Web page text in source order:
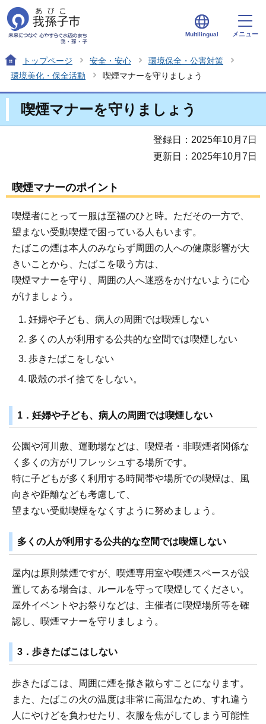
Multilingual メニュー
トップページ 安全・安心
環境保全・公害対策
環境美化・保全活動
喫煙マナーを守りましょう
喫煙マナーを守りましょう
登録日：2025年10月7日
更新日：2025年10月7日
喫煙マナーのポイント
喫煙者にとって一服は至福のひと時。ただその一方で、
望まない受動喫煙で困っている人もいます。
たばこの煙は本人のみならず周囲の人への健康影響が大
きいことから、たばこを吸う方は、
喫煙マナーを守り、周囲の人へ迷惑をかけないように心
がけましょう。
妊婦や子ども、病人の周囲では喫煙しない
多くの人が利用する公共的な空間では喫煙しない
歩きたばこをしない
吸殻のポイ捨てをしない。
1．妊婦や子ども、病人の周囲では喫煙しない
公園や河川敷、運動場などは、喫煙者・非喫煙者関係な
く多くの方がリフレッシュする場所です。
特に子どもが多く利用する時間帯や場所での喫煙は、風
向きや距離なども考慮して、
望まない受動喫煙をなくすように努めましょう。
多くの人が利用する公共的な空間では喫煙しない
屋内は原則禁煙ですが、喫煙専用室や喫煙スペースが設
置してある場合は、ルールを守って喫煙してください。
屋外イベントやお祭りなどは、主催者に喫煙場所等を確
認し、喫煙マナーを守りましょう。
3．歩きたばこはしない
歩きたばこは、周囲に煙を撒き散らすことになります。
また、たばこの火の温度は非常に高温なため、すれ違う
人にやけどを負わせたり、衣服を焦がしてしまう可能性